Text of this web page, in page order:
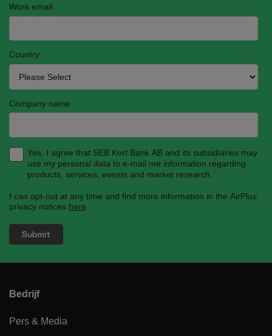
Work email*
Country*
Company name
Yes, I agree that SEB Kort Bank AB and its subsidiaries may
use my personal data to e-mail me information regarding
products, services, events and market research. *
I can opt-out at any time and find more information in the AirPlus
privacy notices here
Bedrijf
Pers & Media